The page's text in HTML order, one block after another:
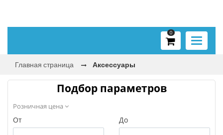
Toggle
0
Главная страница Аксессуары
Подбор параметров
Розничная цена
От До